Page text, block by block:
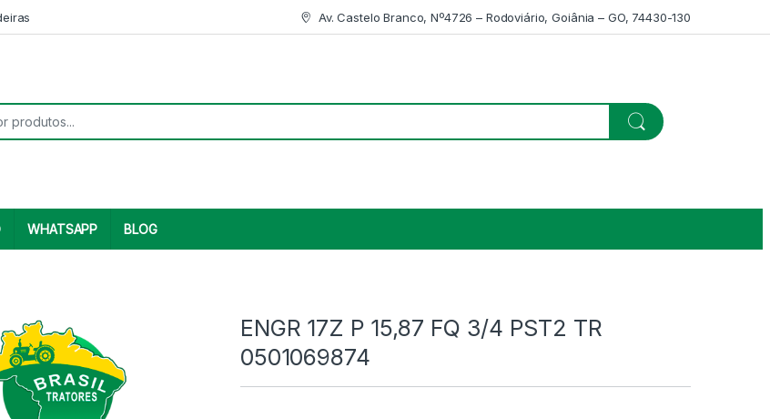
Av. Castelo Branco, Nº4726 – Rodoviário, Goiânia – GO, 74430-130
WHATSAPP BLOG
ENGR 17Z P 15,87 FQ 3/4 PST2 TR
0501069874